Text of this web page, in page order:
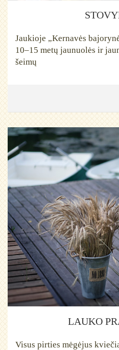
Jaukioje „Kernavės
10–15 metų jaunuolės ir
šeimų
LAUKO
Visus pirties mėgėjus